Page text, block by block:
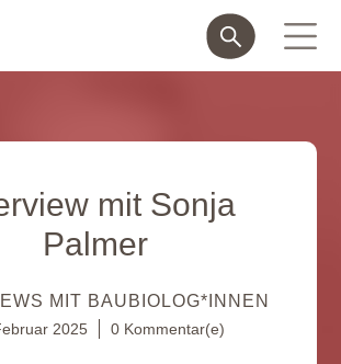
mit Sonja
Palmer
MIT BAUBIOLOG*INNEN
2025 0 Kommentar(e)